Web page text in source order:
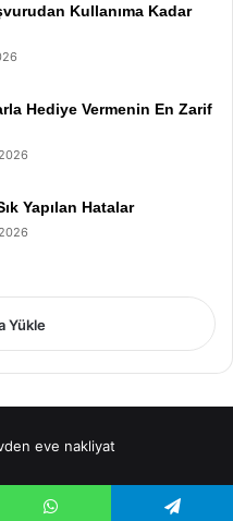
Kullanıma Kadar
Hediye Vermenin En Zarif
Yapılan Hatalar
Yükle
eve nakliyat